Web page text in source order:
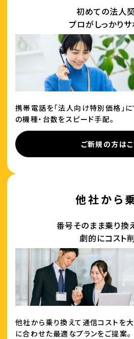
初めての法人
プロがしっかりサ
携帯電話を「法人向け特別価格」に
の機種・台数をスピード手配。
ご新規の方はこ
他社から
番号そのまま乗り換
劇的にコスト
他社から乗り換えて通信コストを
に合わせた最適なプランをご提案。